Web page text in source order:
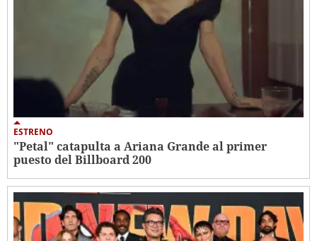
ESTRENO
"Petal" catapulta a Ariana Grande al primer
puesto del Billboard 200